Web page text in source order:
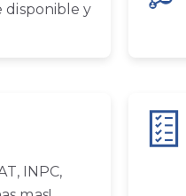
disponible y
INPC,